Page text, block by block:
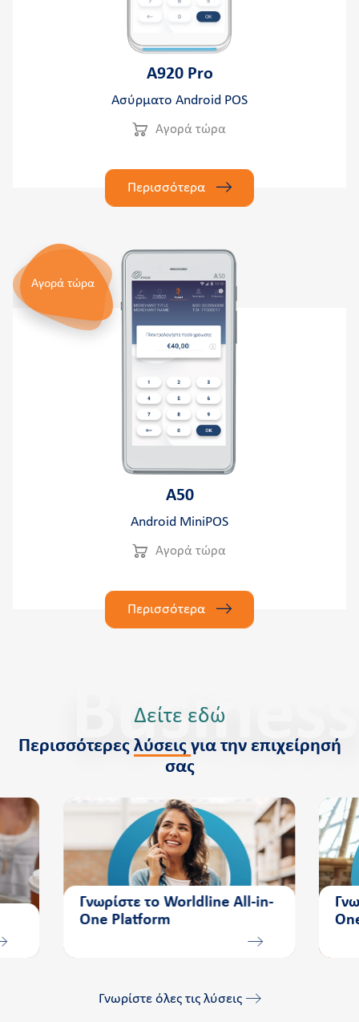
A920 Pro
Ασύρματο Android POS
Αγορά τώρα
Περισσότερα
A50
Android MiniPOS
Αγορά τώρα
Περισσότερα
Αγορά τώρα
Business
Δείτε εδώ
Περισσότερες λύσεις για την επιχείρησή
σας
Γνωρίστε το Worldline All-in-
Οne Platform
Γνωρίστε όλες τις λύσεις